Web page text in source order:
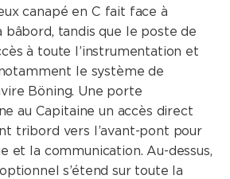
canapé en C fait face à
bâbord, tandis que le poste de
à toute l’instrumentation et
le système de
Böning. Une porte
au Capitaine un accès direct
tribord vers l’avant-pont pour
et la communication. Au-dessus,
s’étend sur toute la